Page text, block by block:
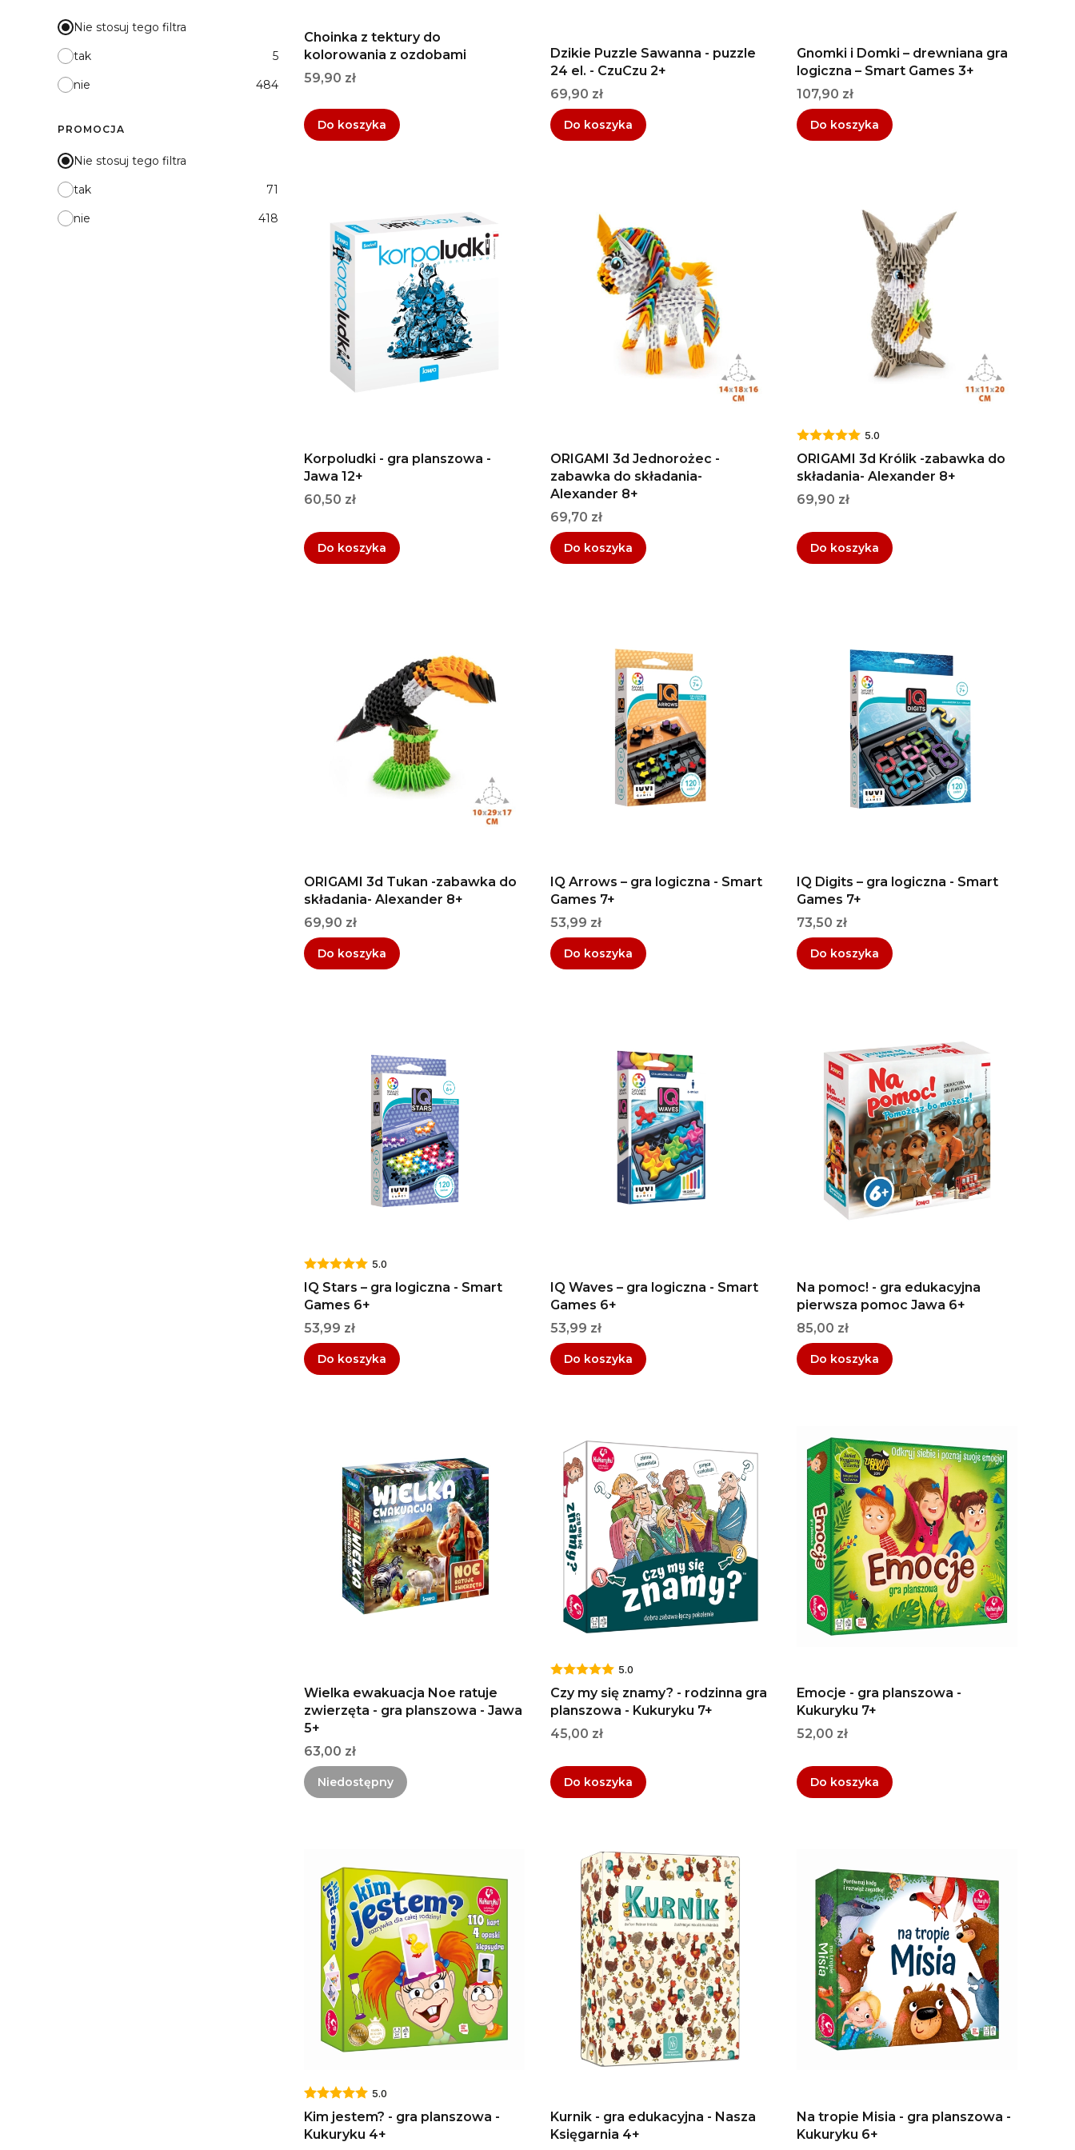
Nie stosuj tego filtra
tak
5
nie
484
PROMOCJA
Nie stosuj tego filtra
tak
71
nie
418
Choinka z tektury do
kolorowania z ozdobami
Cena
59,90 zł
Do koszyka
Dzikie Puzzle Sawanna - puzzle
24 el. - CzuCzu 2+
Cena
69,90 zł
Do koszyka
Gnomki i Domki – drewniana gra
logiczna – Smart Games 3+
Cena
107,90 zł
Do koszyka
Korpoludki - gra planszowa -
Jawa 12+
Cena
60,50 zł
Do koszyka
ORIGAMI 3d Jednorożec -
zabawka do składania-
Alexander 8+
Cena
69,70 zł
Do koszyka
5.0
ORIGAMI 3d Królik -zabawka do
składania- Alexander 8+
Cena
69,90 zł
Do koszyka
ORIGAMI 3d Tukan -zabawka do
składania- Alexander 8+
Cena
69,90 zł
Do koszyka
IQ Arrows – gra logiczna - Smart
Games 7+
Cena
53,99 zł
Do koszyka
IQ Digits – gra logiczna - Smart
Games 7+
Cena
73,50 zł
Do koszyka
5.0
IQ Stars – gra logiczna - Smart
Games 6+
Cena
53,99 zł
Do koszyka
IQ Waves – gra logiczna - Smart
Games 6+
Cena
53,99 zł
Do koszyka
Na pomoc! - gra edukacyjna
pierwsza pomoc Jawa 6+
Cena
85,00 zł
Do koszyka
Wielka ewakuacja Noe ratuje
zwierzęta - gra planszowa - Jawa
5+
Cena
63,00 zł
Niedostępny
5.0
Czy my się znamy? - rodzinna gra
planszowa - Kukuryku 7+
Cena
45,00 zł
Do koszyka
Emocje - gra planszowa -
Kukuryku 7+
Cena
52,00 zł
Do koszyka
5.0
Kim jestem? - gra planszowa -
Kukuryku 4+​
Kurnik - gra edukacyjna - Nasza
Księgarnia 4+
Na tropie Misia - gra planszowa -
Kukuryku 6+